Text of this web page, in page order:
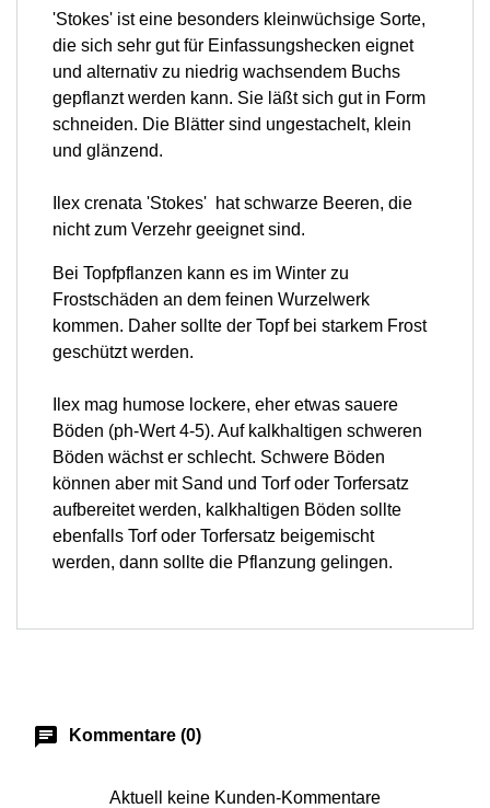
'Stokes' ist eine besonders kleinwüchsige Sorte,
die sich sehr gut für Einfassungshecken eignet
und alternativ zu niedrig wachsendem Buchs
gepflanzt werden kann. Sie läßt sich gut in Form
schneiden. Die Blätter sind ungestachelt, klein
und glänzend.
Ilex crenata 'Stokes' hat schwarze Beeren, die
nicht zum Verzehr geeignet sind.
Bei Topfpflanzen kann es im Winter zu
Frostschäden an dem feinen Wurzelwerk
kommen. Daher sollte der Topf bei starkem Frost
geschützt werden.
Ilex mag humose lockere, eher etwas sauere
Böden (ph-Wert 4-5). Auf kalkhaltigen schweren
Böden wächst er schlecht. Schwere Böden
können aber mit Sand und Torf oder Torfersatz
aufbereitet werden, kalkhaltigen Böden sollte
ebenfalls Torf oder Torfersatz beigemischt
werden, dann sollte die Pflanzung gelingen.
chat Kommentare (0)
Aktuell keine Kunden-Kommentare